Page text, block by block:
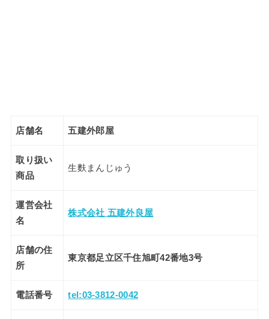
店舗名 五建外郎屋
取り扱い
商品
生麩まんじゅう
運営会社
名
株式会社 五建外良屋
店舗の住
所
東京都足立区千住旭町42番地3号
電話番号 tel:03-3812-0042